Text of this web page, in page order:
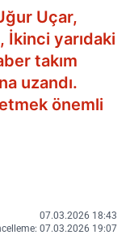
Uçar,
İkinci yarıdaki
takım
uzandı.
önemli
07.03.2026 18:43
07.03.2026 19:07